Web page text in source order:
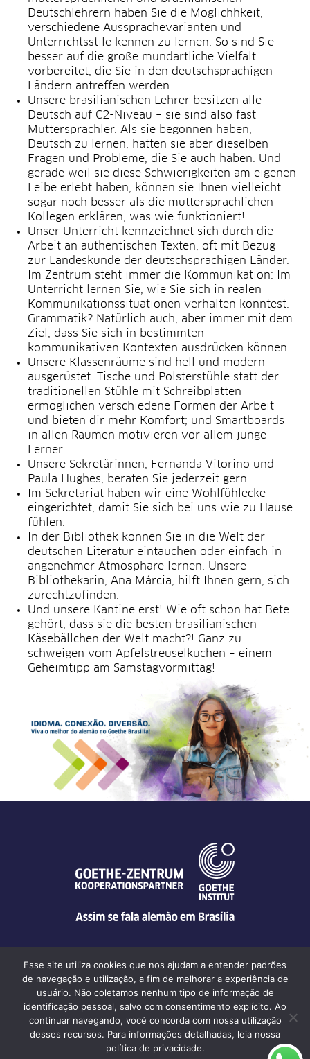
Deutschlehrern haben Sie die Möglichhkeit,
verschiedene Aussprachevarianten und
Unterrichtsstile kennen zu lernen. So sind Sie
besser auf die große mundartliche Vielfalt
vorbereitet, die Sie in den deutschsprachigen
Ländern antreffen werden.
Unsere brasilianischen Lehrer besitzen alle
Deutsch auf C2-Niveau – sie sind also fast
Muttersprachler. Als sie begonnen haben,
Deutsch zu lernen, hatten sie aber dieselben
Fragen und Probleme, die Sie auch haben. Und
gerade weil sie diese Schwierigkeiten am eigenen
Leibe erlebt haben, können sie Ihnen vielleicht
sogar noch besser als die muttersprachlichen
Kollegen erklären, was wie funktioniert!
Unser Unterricht kennzeichnet sich durch die
Arbeit an authentischen Texten, oft mit Bezug
zur Landeskunde der deutschsprachigen Länder.
Im Zentrum steht immer die Kommunikation: Im
Unterricht lernen Sie, wie Sie sich in realen
Kommunikationssituationen verhalten könntest.
Grammatik? Natürlich auch, aber immer mit dem
Ziel, dass Sie sich in bestimmten
kommunikativen Kontexten ausdrücken können.
Unsere Klassenräume sind hell und modern
ausgerüstet. Tische und Polsterstühle statt der
traditionellen Stühle mit Schreibplatten
ermöglichen verschiedene Formen der Arbeit
und bieten dir mehr Komfort; und Smartboards
in allen Räumen motivieren vor allem junge
Lerner.
Unsere Sekretärinnen, Fernanda Vitorino und
Paula Hughes, beraten Sie jederzeit gern.
Im Sekretariat haben wir eine Wohlfühlecke
eingerichtet, damit Sie sich bei uns wie zu Hause
fühlen.
In der Bibliothek können Sie in die Welt der
deutschen Literatur eintauchen oder einfach in
angenehmer Atmosphäre lernen. Unsere
Bibliothekarin, Ana Márcia, hilft Ihnen gern, sich
zurechtzufinden.
Und unsere Kantine erst! Wie oft schon hat Bete
gehört, dass sie die besten brasilianischen
Käsebällchen der Welt macht?! Ganz zu
schweigen vom Apfelstreuselkuchen – einem
Geheimtipp am Samstagvormittag!
Goethe-Zentrum Brasília | Av. W5 Sul, SEPS-EQS 707/907 Conj. F,
salas 103–137 • CEP 70390-078 Brasília DF • Tel. +55 61 3244
6776
© Goethe-Zentrum Brasília 2026
Esse site utiliza cookies que nos ajudam a entender padrões
de navegação e utilização, a fim de melhorar a experiência de
usuário. Não coletamos nenhum tipo de informação de
identificação pessoal, salvo com consentimento explícito. Ao
continuar navegando, você concorda com nossa utilização
desses recursos. Para informações detalhadas, leia nossa
política de privacidade.